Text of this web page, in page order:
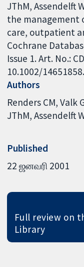
JThM, Assendelft
the management
care, outpatient
Cochrane
Issue 1. Art. No.:
10.1002/
Authors
Renders CM Valk
JThM Assendelft
Published
22 ஜனவரி 2001
Full review on
Library